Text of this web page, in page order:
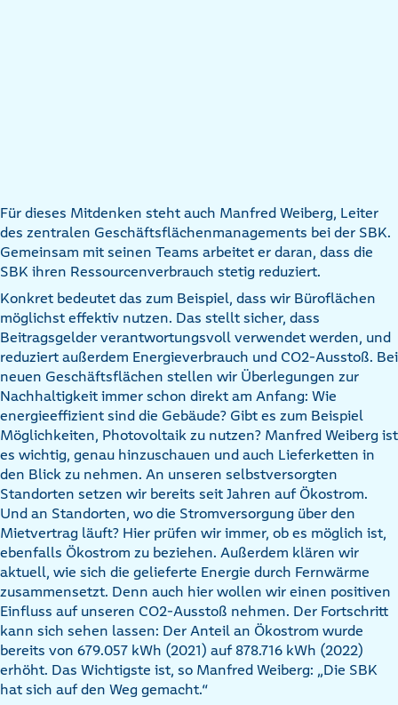
Für dieses Mitdenken steht auch Manfred Weiberg, Leiter
des zentralen Geschäftsflächenmanagements bei der SBK.
Gemeinsam mit seinen Teams arbeitet er daran, dass die
SBK ihren Ressourcenverbrauch stetig reduziert.
Konkret bedeutet das zum Beispiel, dass wir Büroflächen
möglichst effektiv nutzen. Das stellt sicher, dass
Beitragsgelder verantwortungsvoll verwendet werden, und
reduziert außerdem Energieverbrauch und CO2-Ausstoß. Bei
neuen Geschäftsflächen stellen wir Überlegungen zur
Nachhaltigkeit immer schon direkt am Anfang: Wie
energieeffizient sind die Gebäude? Gibt es zum Beispiel
Möglichkeiten, Photovoltaik zu nutzen? Manfred Weiberg ist
es wichtig, genau hinzuschauen und auch Lieferketten in
den Blick zu nehmen. An unseren selbstversorgten
Standorten setzen wir bereits seit Jahren auf Ökostrom.
Und an Standorten, wo die Stromversorgung über den
Mietvertrag läuft? Hier prüfen wir immer, ob es möglich ist,
ebenfalls Ökostrom zu beziehen. Außerdem klären wir
aktuell, wie sich die gelieferte Energie durch Fernwärme
zusammensetzt. Denn auch hier wollen wir einen positiven
Einfluss auf unseren CO2-Ausstoß nehmen. Der Fortschritt
kann sich sehen lassen: Der Anteil an Ökostrom wurde
bereits von 679.057 kWh (2021) auf 878.716 kWh (2022)
erhöht. Das Wichtigste ist, so Manfred Weiberg: „Die SBK
hat sich auf den Weg gemacht.“